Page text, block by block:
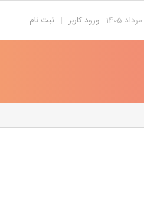
ثبت نام | ورود کاربر مرداد 1405